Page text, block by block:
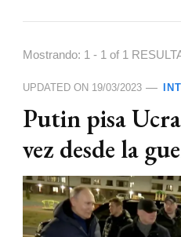
Mostrando: 1 - 1 of 1
UPDATED ON 19/03/2023
Putin pisa
vez desde la